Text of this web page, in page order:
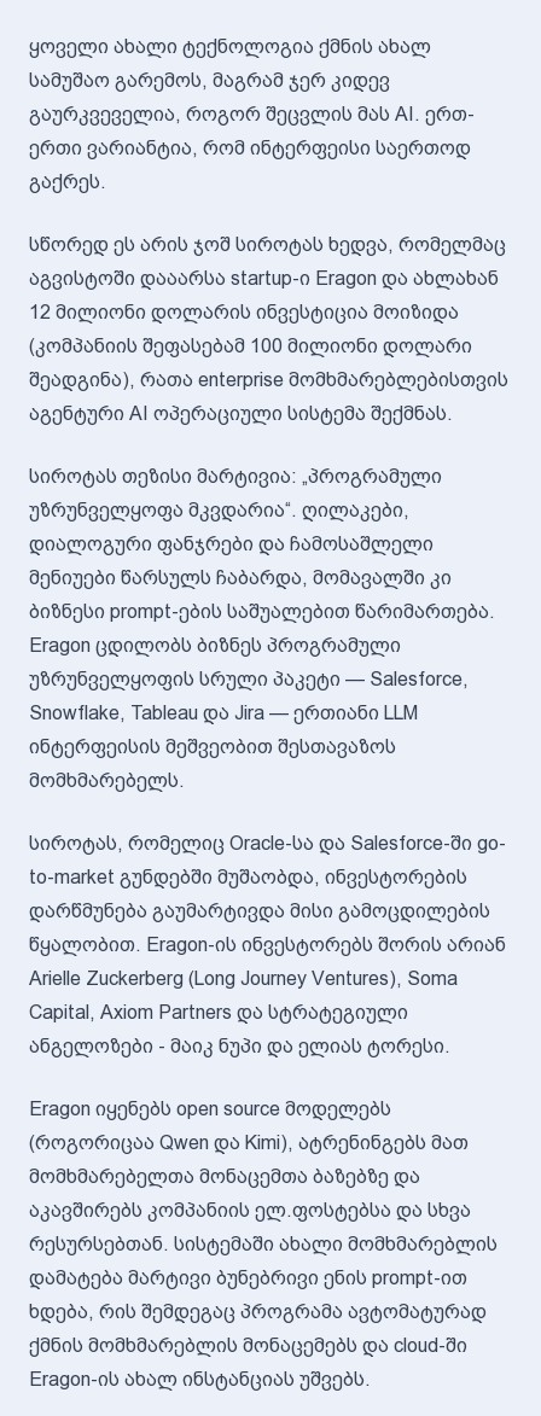
ყოველი ახალი ტექნოლოგია ქმნის ახალ
სამუშაო გარემოს, მაგრამ ჯერ კიდევ
გაურკვეველია, როგორ შეცვლის მას AI. ერთ-
ერთი ვარიანტია, რომ ინტერფეისი საერთოდ
გაქრეს.
სწორედ ეს არის ჯოშ სიროტას ხედვა, რომელმაც
აგვისტოში დააარსა startup-ი Eragon და ახლახან
12 მილიონი დოლარის ინვესტიცია მოიზიდა
(კომპანიის შეფასებამ 100 მილიონი დოლარი
შეადგინა), რათა enterprise მომხმარებლებისთვის
აგენტური AI ოპერაციული სისტემა შექმნას.
სიროტას თეზისი მარტივია: „პროგრამული
უზრუნველყოფა მკვდარია“. ღილაკები,
დიალოგური ფანჯრები და ჩამოსაშლელი
მენიუები წარსულს ჩაბარდა, მომავალში კი
ბიზნესი prompt-ების საშუალებით წარიმართება.
Eragon ცდილობს ბიზნეს პროგრამული
უზრუნველყოფის სრული პაკეტი — Salesforce,
Snowflake, Tableau და Jira — ერთიანი LLM
ინტერფეისის მეშვეობით შესთავაზოს
მომხმარებელს.
სიროტას, რომელიც Oracle-სა და Salesforce-ში go-
to-market გუნდებში მუშაობდა, ინვესტორების
დარწმუნება გაუმარტივდა მისი გამოცდილების
წყალობით. Eragon-ის ინვესტორებს შორის არიან
Arielle Zuckerberg (Long Journey Ventures), Soma
Capital, Axiom Partners და სტრატეგიული
ანგელოზები - მაიკ ნუპი და ელიას ტორესი.
Eragon იყენებს open source მოდელებს
(როგორიცაა Qwen და Kimi), ატრენინგებს მათ
მომხმარებელთა მონაცემთა ბაზებზე და
აკავშირებს კომპანიის ელ.ფოსტებსა და სხვა
რესურსებთან. სისტემაში ახალი მომხმარებლის
დამატება მარტივი ბუნებრივი ენის prompt-ით
ხდება, რის შემდეგაც პროგრამა ავტომატურად
ქმნის მომხმარებლის მონაცემებს და cloud-ში
Eragon-ის ახალ ინსტანციას უშვებს.